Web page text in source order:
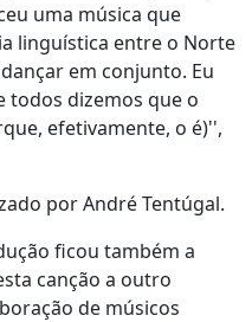
uma música que
linguística entre o Norte
em conjunto. Eu
todos dizemos que o
efetivamente, o é)'',
por André Tentúgal.
ficou também a
canção a outro
de músicos